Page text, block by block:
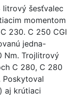
litrový šesťvalec
momentom
230. C 250 CGI
jedna-
Nm. Trojlitrový
C 280, C 280
Poskytoval
aj krútiaci